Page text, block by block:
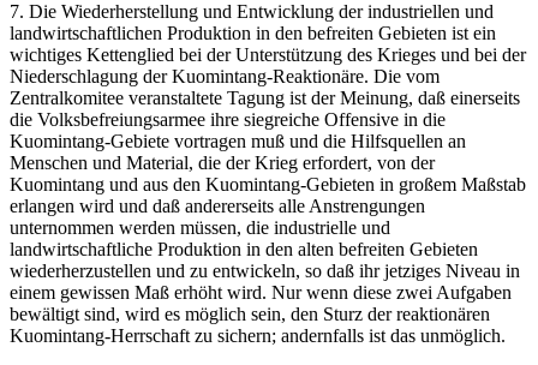
7. Die Wiederherstellung und Entwicklung der industriellen und
landwirtschaftlichen Produktion in den befreiten Gebieten ist ein
wichtiges Kettenglied bei der Unterstützung des Krieges und bei der
Niederschlagung der Kuomintang-Reaktionäre. Die vom
Zentralkomitee veranstaltete Tagung ist der Meinung, daß einerseits
die Volksbefreiungsarmee ihre siegreiche Offensive in die
Kuomintang-Gebiete vortragen muß und die Hilfsquellen an
Menschen und Material, die der Krieg erfordert, von der
Kuomintang und aus den Kuomintang-Gebieten in großem Maßstab
erlangen wird und daß andererseits alle Anstrengungen
unternommen werden müssen, die industrielle und
landwirtschaftliche Produktion in den alten befreiten Gebieten
wiederherzustellen und zu entwickeln, so daß ihr jetziges Niveau in
einem gewissen Maß erhöht wird. Nur wenn diese zwei Aufgaben
bewältigt sind, wird es möglich sein, den Sturz der reaktionären
Kuomintang-Herrschaft zu sichern; andernfalls ist das unmöglich.